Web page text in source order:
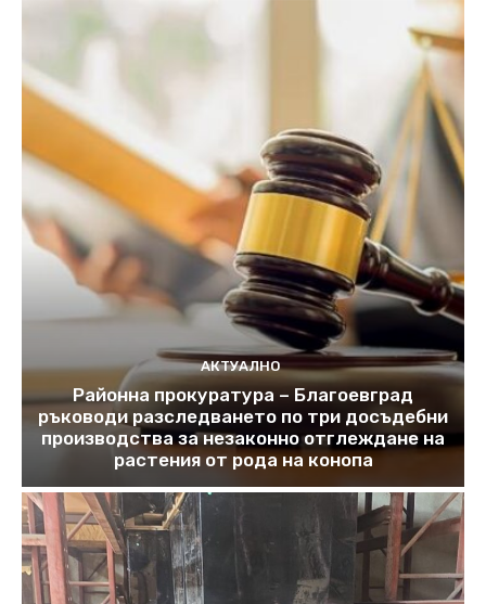
АКТУАЛНО
Районна прокуратура – Благоевград
ръководи разследването по три досъдебни
производства за незаконно отглеждане на
растения от рода на конопа